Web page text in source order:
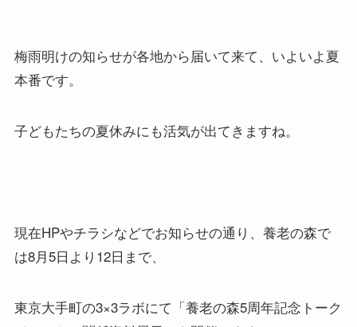
梅雨明けの知らせが各地から届いて来て、いよいよ夏
本番です。
子どもたちの夏休みにも活気が出てきますね。
現在HPやチラシなどでお知らせの通り、養老の森で
は8月5日より12日まで、
東京大手町の3×3ラボにて「養老の森5周年記念トーク